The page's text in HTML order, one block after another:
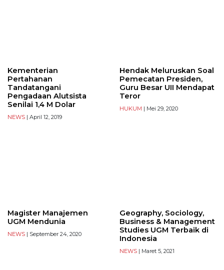
Kementerian
Pertahanan
Tandatangani
Pengadaan Alutsista
Senilai 1,4 M Dolar
NEWS | April 12, 2019
Hendak Meluruskan Soal
Pemecatan Presiden,
Guru Besar UII Mendapat
Teror
HUKUM | Mei 29, 2020
Magister Manajemen
UGM Mendunia
NEWS | September 24, 2020
Geography, Sociology,
Business & Management
Studies UGM Terbaik di
Indonesia
NEWS | Maret 5, 2021